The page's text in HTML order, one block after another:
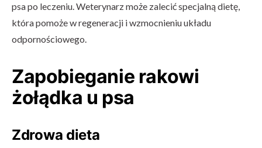
psa po leczeniu. Weterynarz może zalecić specjalną dietę,
która pomoże w regeneracji i wzmocnieniu układu
odpornościowego.
Zapobieganie rakowi
żołądka u psa
Zdrowa dieta